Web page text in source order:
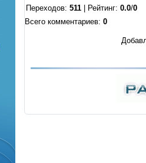
Переходов: 511| Рейтинг: 0.0/0
Всего комментариев: 0